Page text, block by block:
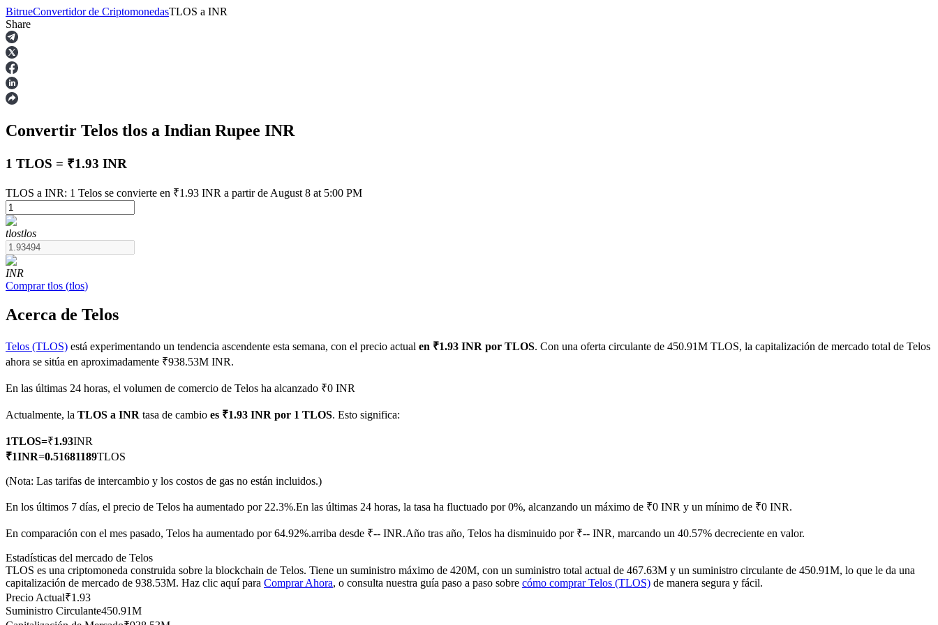
Futuros
Futuros que utilizan USDT como garantía
TradFi
Derivados de acciones, divisas, metales preciosos y materias primas
Futuros del USDC
BitrueConvertidor de CriptomonedasTLOS a INR
Share
Convertir Telos tlos a Indian Rupee INR
1 TLOS = ₹1.93 INR
TLOS a INR: 1 Telos se convierte en ₹1.93 INR a partir de August 8 at 5:00 PM
tlostlos
INR
Comprar tlos (tlos)
Acerca de Telos
Telos (TLOS) está experimentando un tendencia ascendente esta semana, con el precio actual en ₹1.93 INR por TLOS. Con una oferta circulante de 450.91M TLOS, la capitalización de mercado total de Telos
ahora se sitúa en aproximadamente ₹938.53M INR.
En las últimas 24 horas, el volumen de comercio de Telos ha alcanzado ₹0 INR
Actualmente, la TLOS a INR tasa de cambio es ₹1.93 INR por 1 TLOS. Esto significa:
1TLOS=₹1.93INR
₹1INR=0.51681189TLOS
(Nota: Las tarifas de intercambio y los costos de gas no están incluidos.)
En los últimos 7 días, el precio de Telos ha aumentado por 22.3%.En las últimas 24 horas, la tasa ha fluctuado por 0%, alcanzando un máximo de ₹0 INR y un mínimo de ₹0 INR.
En comparación con el mes pasado, Telos ha aumentado por 64.92%.arriba desde ₹-- INR.Año tras año, Telos ha disminuido por ₹-- INR, marcando un 40.57% decreciente en valor.
Estadísticas del mercado de Telos
TLOS es una criptomoneda construida sobre la blockchain de Telos. Tiene un suministro máximo de 420M, con un suministro total actual de 467.63M y un suministro circulante de 450.91M, lo que le da una
capitalización de mercado de 938.53M. Haz clic aquí para Comprar Ahora, o consulta nuestra guía paso a paso sobre cómo comprar Telos (TLOS) de manera segura y fácil.
Precio Actual₹1.93
Suministro Circulante450.91M